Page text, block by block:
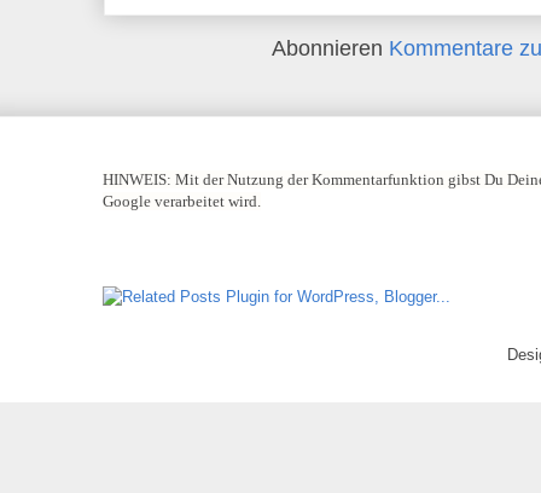
Abonnieren Kommentare
HINWEIS: Mit der Nutzung der Kommentarfunktion gibst Du
Google verarbeitet wird.